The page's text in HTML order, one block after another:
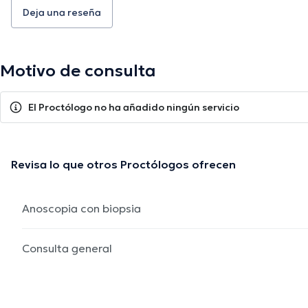
Deja una reseña
Motivo de consulta
El Proctólogo no ha añadido ningún servicio
Revisa lo que otros Proctólogos ofrecen
Anoscopia con biopsia
Consulta general